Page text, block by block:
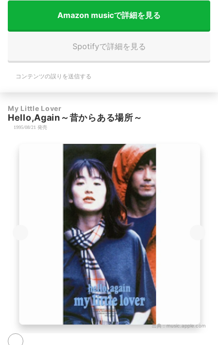
Amazon musicで詳細を見る
Spotifyで詳細を見る
コンテンツの誤りを送信する
My Little Lover
Hello,Again～昔からある場所～
1995/08/21 発売
出典：music.apple.com